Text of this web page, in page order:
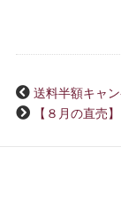
送料半額キャ
【８月の直売】